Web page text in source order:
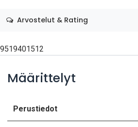
Arvostelut & Rating
9519401512
Määrittelyt
Perustiedot